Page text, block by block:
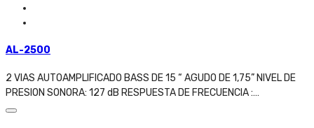
AL-2500
2 VIAS AUTOAMPLIFICADO BASS DE 15 “ AGUDO DE 1,75” NIVEL DE
PRESION SONORA: 127 dB RESPUESTA DE FRECUENCIA :…